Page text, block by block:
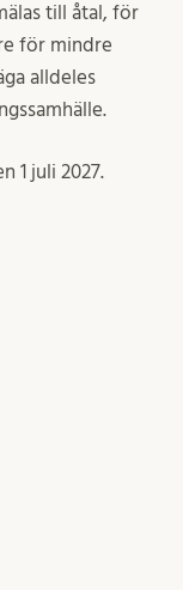
till åtal, för
för mindre
alldeles
1 juli 2027.